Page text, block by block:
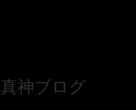
真神ブログ